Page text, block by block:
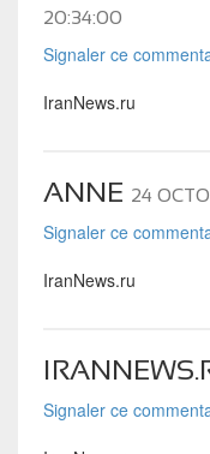
20:34:00
Signaler ce
IranNews.ru
ANNE 24
Signaler ce
IranNews.ru
Signaler ce